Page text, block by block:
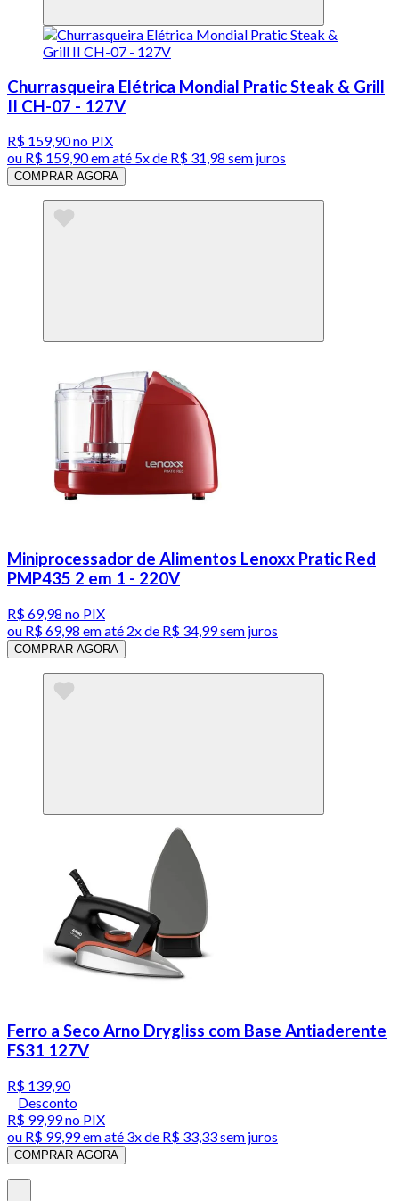
Churrasqueira Elétrica Mondial Pratic Steak & Grill
II CH-07 - 127V
R$ 159,90no PIX
ou R$ 159,90em até 5x de R$ 31,98 sem juros
COMPRAR AGORA
Miniprocessador de Alimentos Lenoxx Pratic Red
PMP435 2 em 1 - 220V
R$ 69,98 no PIX
ou R$ 69,98 em até 2x de R$ 34,99 sem juros
COMPRAR AGORA
Ferro a Seco Arno Drygliss com Base Antiaderente
FS31 127V
R$ 139,90
Desconto
R$ 99,99no PIX
ou R$ 99,99em até 3x de R$ 33,33 sem juros
COMPRAR AGORA